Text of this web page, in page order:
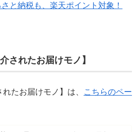
さと納税も、楽天ポイント対象！
されたお届けモノ】
たお届けモノ】は、
こちらのペー